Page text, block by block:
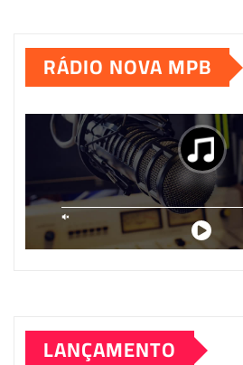
RÁDIO NOVA MPB
LANÇAMENTO